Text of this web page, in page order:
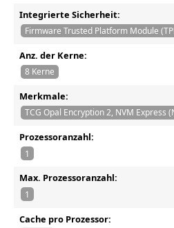
Integrierte Sicherheit:
Firmware Trusted Platform Module
Anz. der Kerne:
8 Kerne
Merkmale:
TCG Opal Encryption 2, NVM Express
Prozessoranzahl:
1
Max. Prozessoranzahl:
1
Cache pro Prozessor: